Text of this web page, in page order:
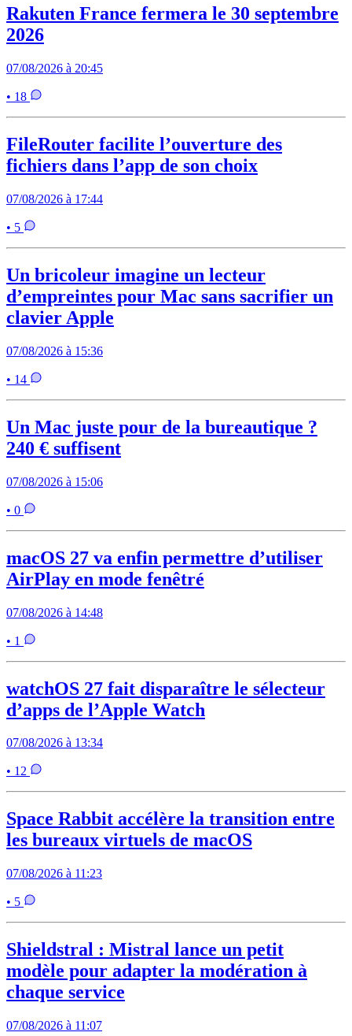
Rakuten France fermera le 30 septembre
2026
07/08/2026 à 20:45
• 18
FileRouter facilite l’ouverture des
fichiers dans l’app de son choix
07/08/2026 à 17:44
• 5
Un bricoleur imagine un lecteur
d’empreintes pour Mac sans sacrifier un
clavier Apple
07/08/2026 à 15:36
• 14
Un Mac juste pour de la bureautique ?
240 € suffisent
07/08/2026 à 15:06
• 0
macOS 27 va enfin permettre d’utiliser
AirPlay en mode fenêtré
07/08/2026 à 14:48
• 1
watchOS 27 fait disparaître le sélecteur
d’apps de l’Apple Watch
07/08/2026 à 13:34
• 12
Space Rabbit accélère la transition entre
les bureaux virtuels de macOS
07/08/2026 à 11:23
• 5
Shieldstral : Mistral lance un petit
modèle pour adapter la modération à
chaque service
07/08/2026 à 11:07